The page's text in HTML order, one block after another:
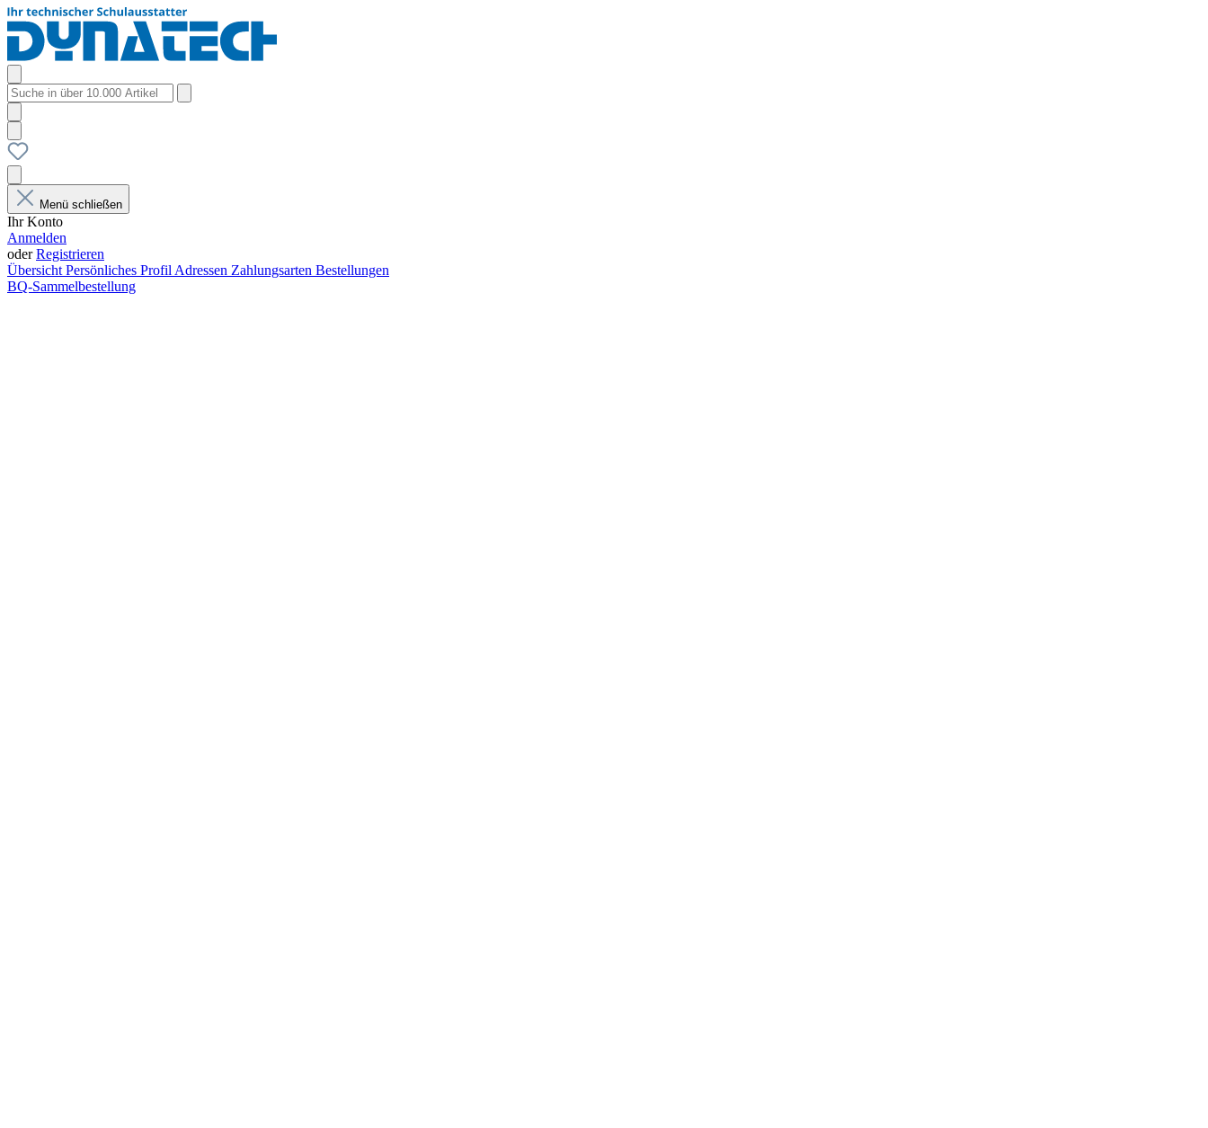
Menü schließen
Ihr Konto
Anmelden
oderRegistrieren
Übersicht Persönliches Profil Adressen Zahlungsarten Bestellungen
BQ-Sammelbestellung